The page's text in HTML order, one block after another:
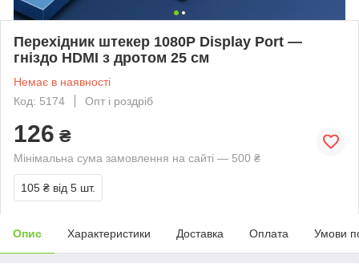
Перехідник штекер 1080P Display Port —
гніздо HDMI з дротом 25 см
Немає в наявності
Код: 5174
Опт і роздріб
126 ₴
Мінімальна сума замовлення на сайті — 500 ₴
105 ₴ від 5 шт.
Опис Характеристики Доставка Оплата Умови